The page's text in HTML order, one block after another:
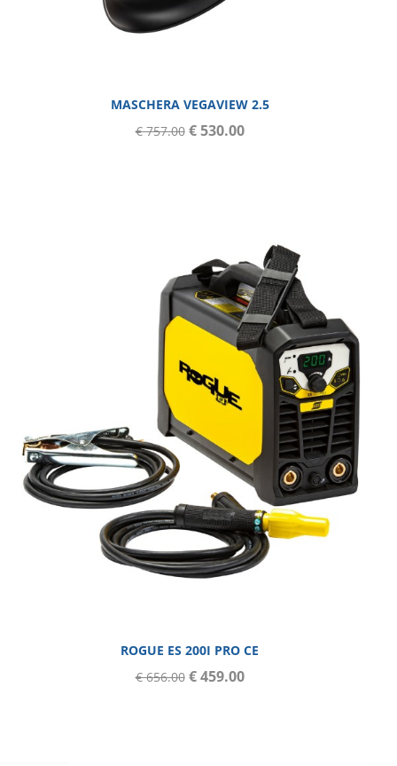
MASCHERA VEGAVIEW 2.5
€ 757.00 € 530.00
ROGUE ES 200I PRO CE
€ 656.00 € 459.00